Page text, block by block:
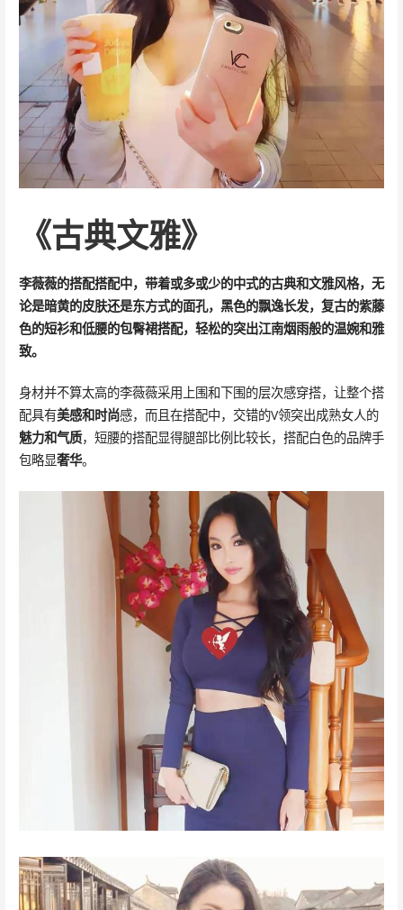
《古典文雅》
李薇薇的搭配搭配中，带着或多或少的中式的古典和文雅风格，无
论是暗黄的皮肤还是东方式的面孔，黑色的飘逸长发，复古的紫藤
色的短衫和低腰的包臀裙搭配，轻松的突出江南烟雨般的温婉和雅
致。
身材并不算太高的李薇薇采用上围和下围的层次感穿搭，让整个搭
配具有美感和时尚感，而且在搭配中，交错的V领突出成熟女人的
魅力和气质，短腰的搭配显得腿部比例比较长，搭配白色的品牌手
包略显奢华。